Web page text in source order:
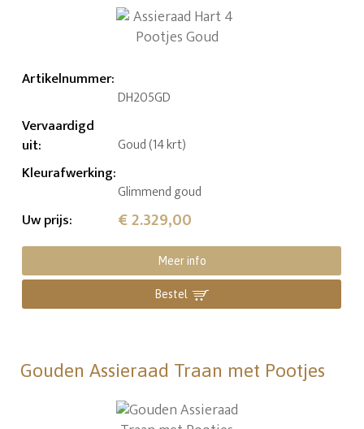
Artikelnummer:
DH205GD
Vervaardigd
uit: Goud (14 krt)
Kleurafwerking:
Glimmend goud
Uw prijs: € 2.329,00
Meer info
Bestel
Gouden Assieraad Traan met Pootjes